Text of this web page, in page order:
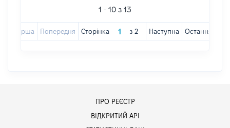
1 - 10 з 13
Перша Попередня Сторінка з 2 Наступна Остання
ПРО РЕЄСТР
ВІДКРИТИЙ АРІ